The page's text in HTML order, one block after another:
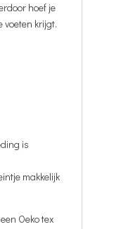
hoef je
voeten krijgt.
is
makkelijk
Oeko tex